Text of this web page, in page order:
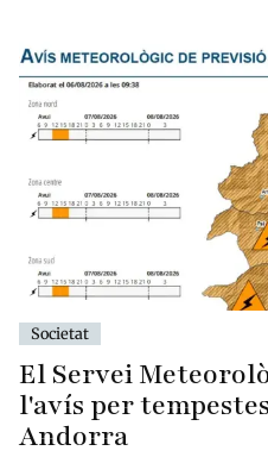
Societat
El Servei
l'avís per
Andorra